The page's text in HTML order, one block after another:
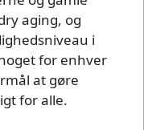
aging, og
i
for enhver
at gøre
for alle.